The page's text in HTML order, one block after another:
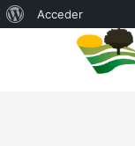
Acerca
Acceder